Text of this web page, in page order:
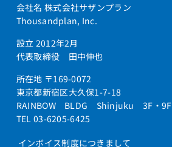
会社名 株式会社サザンプラン
Thousandplan, Inc.
設立 2012年2月
代表取締役 田中伸也
所在地 〒169-0072
東京都新宿区大久保1-7-18
RAINBOW BLDG Shinjuku 3F・9F
TEL 03-6205-6425
インボイス制度につきまして